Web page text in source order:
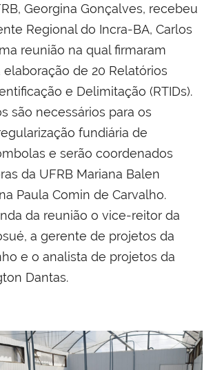
Georgina Gonçalves, recebeu
Regional do Incra-BA, Carlos
reunião na qual firmaram
elaboração de 20 Relatórios
e Delimitação (RTIDs).
são necessários para os
fundiária de
e serão coordenados
da UFRB Mariana Balen
Paula Comin de Carvalho.
da reunião o vice-reitor da
a gerente de projetos da
e o analista de projetos da
Dantas.